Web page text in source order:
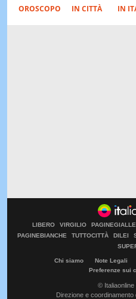
OROSCOPO
IN CITTÀ IN
LIBERO VIRGILIO PAGINEGIALLE
PAGINEBIANCHE
TUTTOCITTÀ DILEI
Chi siamo Note Legali
Preferenze sui
© Italiaonline
Direzione e coordinamento